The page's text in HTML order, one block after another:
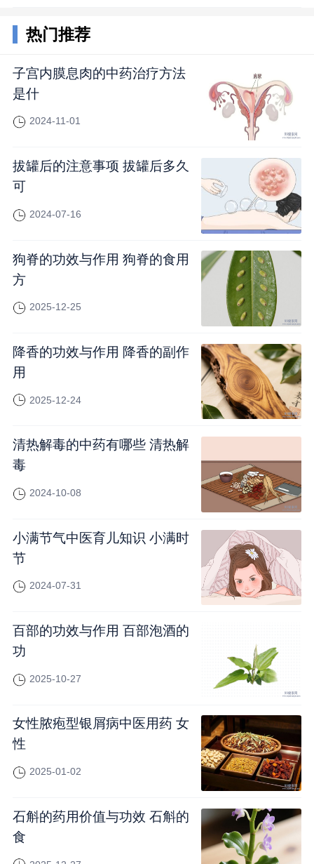
热门推荐
子宫内膜息肉的中药治疗方法
是什
2024-11-01
拔罐后的注意事项 拔罐后多久
可
2024-07-16
狗脊的功效与作用 狗脊的食用
方
2025-12-25
降香的功效与作用 降香的副作
用
2025-12-24
清热解毒的中药有哪些 清热解
毒
2024-10-08
小满节气中医育儿知识 小满时
节
2024-07-31
百部的功效与作用 百部泡酒的
功
2025-10-27
女性脓疱型银屑病中医用药 女
性
2025-01-02
石斛的药用价值与功效 石斛的
食